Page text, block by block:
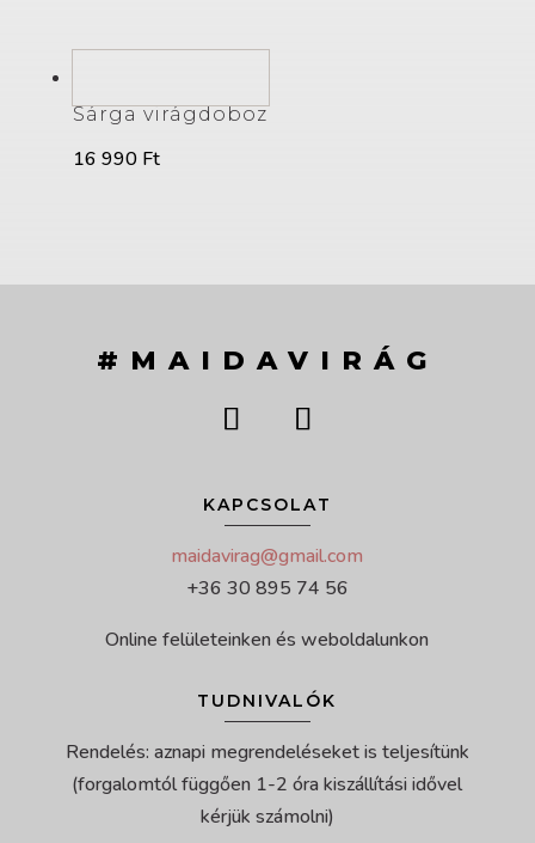
Sárga virágdoboz
16 990 Ft
#MAIDAVIRÁG
KAPCSOLAT
maidavirag@gmail.com
+36 30 895 74 56
Online felületeinken és weboldalunkon
TUDNIVALÓK
Rendelés: aznapi megrendeléseket is teljesítünk
(forgalomtól függően 1-2 óra kiszállítási idővel
kérjük számolni)